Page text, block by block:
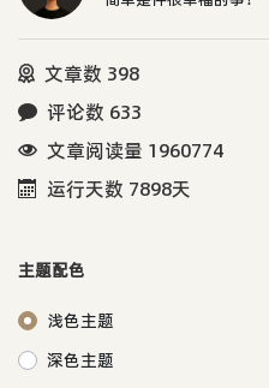
文章数 398
评论数 633
文章阅读量 1960774
运行天数 7898天
主题配色
浅色主题
深色主题